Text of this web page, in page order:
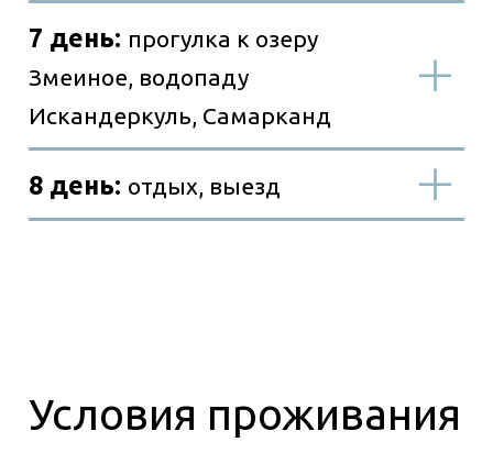
Стоимость тура: 1
100 долл./чел.
Невходит в стоимость